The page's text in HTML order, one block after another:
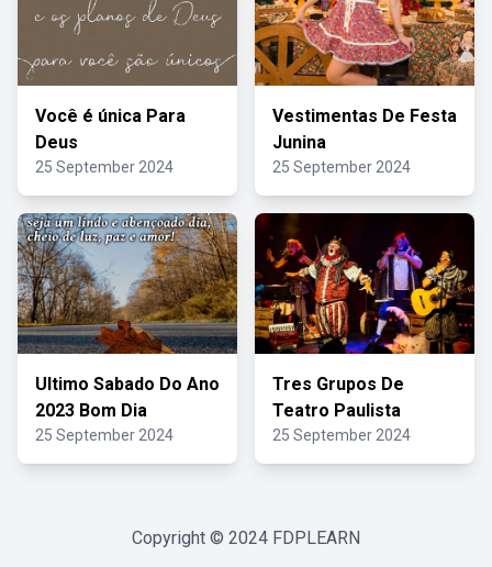
Você é única Para
Deus
25 September 2024
Vestimentas De Festa
Junina
25 September 2024
Ultimo Sabado Do Ano
2023 Bom Dia
25 September 2024
Tres Grupos De
Teatro Paulista
25 September 2024
Copyright © 2024 FDPLEARN